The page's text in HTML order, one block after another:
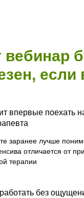
вебинар
если
впервые поехать
заранее лучше
отличается от
терапии
без